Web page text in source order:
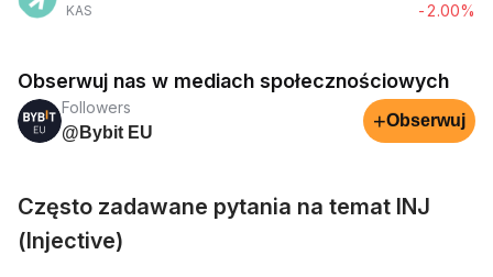
KAS
-2.00%
Obserwuj nas w mediach społecznościowych
Followers
@Bybit EU
+Obserwuj
Często zadawane pytania na temat INJ
(Injective)